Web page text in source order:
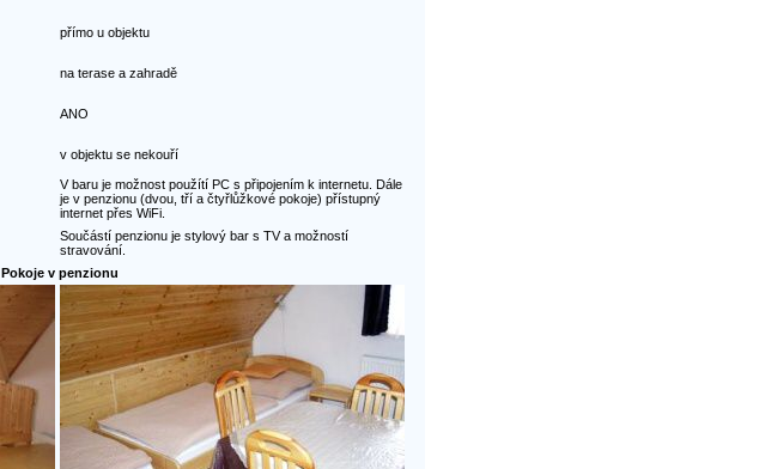
přímo u objektu
na terase a zahradě
ANO
v objektu se nekouří
V baru je možnost použítí PC s připojením k internetu. Dále
je v penzionu (dvou, tří a čtyřlůžkové pokoje) přístupný
internet přes WiFi.
Součástí penzionu je stylový bar s TV a možností
stravování.
Pokoje v penzionu